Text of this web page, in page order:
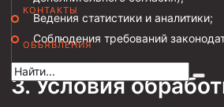
КОНТАКТЫ
ОБЪЯВЛЕНИЯ
Муфта НКВ 73
Муфта НКВ 60
Муфта НКТ 60
Муфта НКВ 89
Ведения статистики и аналитики;
Соблюдения требований
Условия